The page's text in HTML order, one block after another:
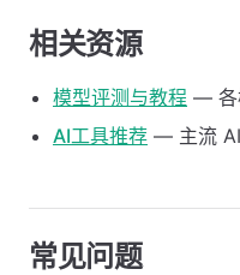
相关资源
模型评测与教程 — 各
AI工具推荐 — 主流
常见问题